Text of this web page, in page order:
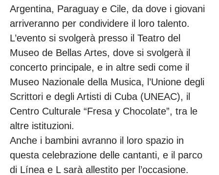
Argentina, Paraguay e Cile, da dove i giovani
arriveranno per condividere il loro talento.
L’evento si svolgerà presso il Teatro del
Museo de Bellas Artes, dove si svolgerà il
concerto principale, e in altre sedi come il
Museo Nazionale della Musica, l’Unione degli
Scrittori e degli Artisti di Cuba (UNEAC), il
Centro Culturale “Fresa y Chocolate”, tra le
altre istituzioni.
Anche i bambini avranno il loro spazio in
questa celebrazione delle cantanti, e il parco
di Línea e L sarà allestito per l’occasione.